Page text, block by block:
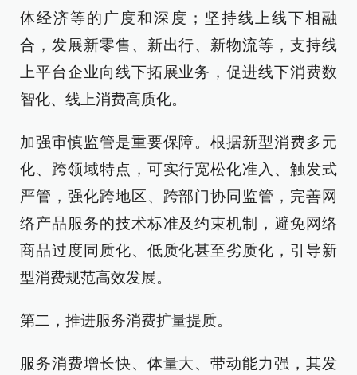
体经济等的广度和深度；坚持线上线下相融
合，发展新零售、新出行、新物流等，支持线
上平台企业向线下拓展业务，促进线下消费数
智化、线上消费高质化。
加强审慎监管是重要保障。根据新型消费多元
化、跨领域特点，可实行宽松化准入、触发式
严管，强化跨地区、跨部门协同监管，完善网
络产品服务的技术标准及约束机制，避免网络
商品过度同质化、低质化甚至劣质化，引导新
型消费规范高效发展。
第二，推进服务消费扩量提质。
服务消费增长快、体量大、带动能力强，其发